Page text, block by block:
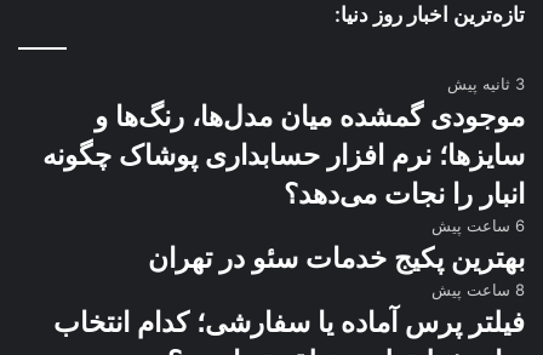
تازه‌ترین اخبار روز دنیا:
3 ثانیه پیش
موجودی گمشده میان مدل‌ها، رنگ‌ها و
سایزها؛ نرم افزار حسابداری پوشاک چگونه
انبار را نجات می‌دهد؟
6 ساعت پیش
بهترین پکیج خدمات سئو در تهران
8 ساعت پیش
فیلتر پرس آماده یا سفارشی؛ کدام انتخاب